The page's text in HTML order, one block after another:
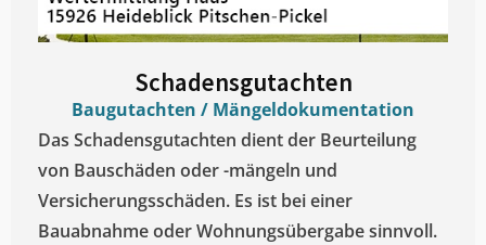
Schadensgutachten
Baugutachten / Mängeldokumentation
Das Schadensgutachten dient der Beurteilung
von Bauschäden oder -mängeln und
Versicherungsschäden. Es ist bei einer
Bauabnahme oder Wohnungsübergabe sinnvoll.